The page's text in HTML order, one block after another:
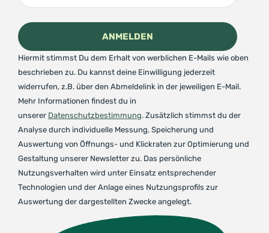
Hiermit stimmst Du dem Erhalt von werblichen E-Mails wie oben
beschrieben zu. Du kannst deine Einwilligung jederzeit
widerrufen, z.B. über den Abmeldelink in der jeweiligen E-Mail.
Mehr Informationen findest du in
unserer Datenschutzbestimmung. Zusätzlich stimmst du der
Analyse durch individuelle Messung, Speicherung und
Auswertung von Öffnungs- und Klickraten zur Optimierung und
Gestaltung unserer Newsletter zu. Das persönliche
Nutzungsverhalten wird unter Einsatz entsprechender
Technologien und der Anlage eines Nutzungsprofils zur
Auswertung der dargestellten Zwecke angelegt.